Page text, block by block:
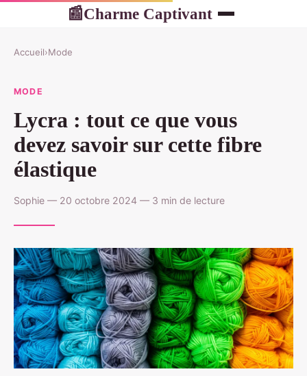
📰Charme Captivant
Accueil›Mode
MODE
Lycra : tout ce que vous
devez savoir sur cette fibre
élastique
Sophie — 20 octobre 2024 — 3 min de lecture